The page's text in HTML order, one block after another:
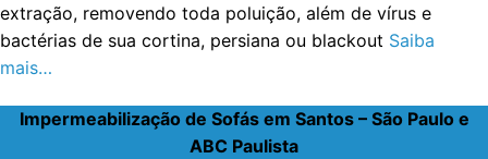
extração, removendo toda poluição, além de vírus e
bactérias de sua cortina, persiana ou blackout Saiba
mais…
Impermeabilização de Sofás em Santos – São Paulo e
ABC Paulista